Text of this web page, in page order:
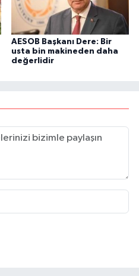
AESOB Başkanı Dere: Bir
usta bin makineden daha
değerlidir